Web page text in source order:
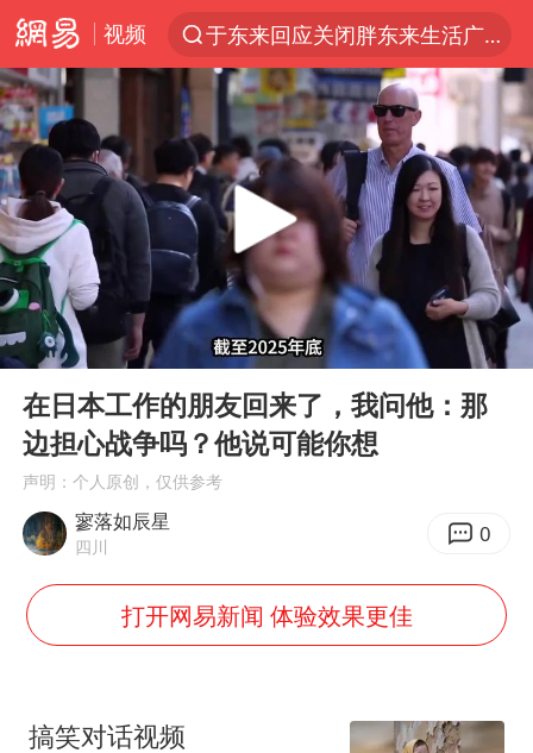
视频
于东来回应关闭胖东来生活广场店
上半年我国经营主体结构持续优化
白海豚登陆强度略强于巴威
《披荆斩棘2026》阵容官宣
杭州机场已取消航班388架次
浙江省委书记：该停下的坚决停下来
中国籍豪华游艇富商之子在泰国被杀
美将每月供乌爱国者拦截导弹
白海豚北上或致京津冀暴雨
世界第1特鲁姆普斯诺克中国赛一轮游
新疆一婚礼线上邀请引热议
《龙餐馆》 冲奖
上门女婿出轨女邻居多年被判重婚罪
Play
00:00 06:32
在日本工作的朋友回来了，我问他：那
边担心战争吗？他说可能你想
声明：个人原创，仅供参考
寥落如辰星
四川 0
打开网易新闻 体验效果更佳
搞笑对话视频